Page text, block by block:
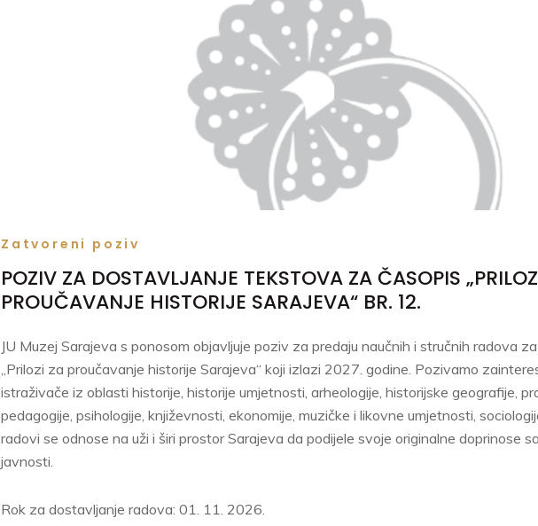
Zatvoreni poziv
POZIV ZA DOSTAVLJANJE TEKSTOVA ZA ČASOPIS
PROUČAVANJE HISTORIJE SARAJEVA“ BR. 12.
JU Muzej Sarajeva s ponosom objavljuje poziv za predaju naučnih i stručnih radova
„Prilozi za proučavanje historije Sarajeva“ koji izlazi 2027. godine. Pozivamo
istraživače iz oblasti historije, historije umjetnosti, arheologije, historijske geografije,
pedagogije, psihologije, književnosti, ekonomije, muzičke i likovne umjetnosti,
radovi se odnose na uži i širi prostor Sarajeva da podijele svoje originalne doprinose
javnosti.
Rok za dostavljanje radova: 01. 11. 2026.